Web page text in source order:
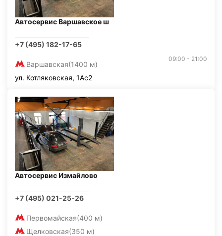
Автосервис Варшавское ш
+7 (495) 182-17-65
Варшавская(1400 м)
09:00 - 21:00
ул. Котляковская, 1Ас2
Автосервис Измайлово
+7 (495) 021-25-26
Первомайская(400 м)
Щелковская(350 м)